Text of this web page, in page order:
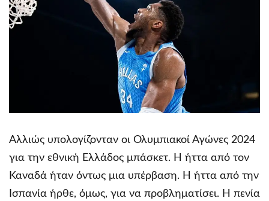
Αλλιώς υπολογίζονταν οι Ολυμπιακοί Αγώνες 2024
για την εθνική Ελλάδος μπάσκετ. Η ήττα από τον
Καναδά ήταν όντως μια υπέρβαση. Η ήττα από την
Ισπανία ήρθε, όμως, για να προβληματίσει. Η πενία